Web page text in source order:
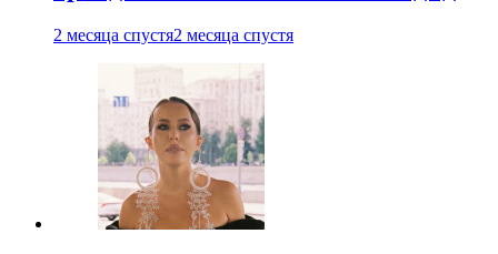
2 месяца спустя2 месяца спустя